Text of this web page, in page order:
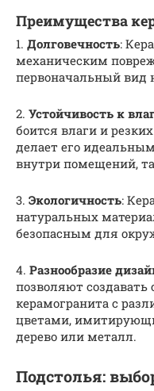
Преимущества
1. Долговечность:
механическим
первоначальный вид
2. Устойчивость к
боится влаги и
делает его
внутри помещений,
3. Экологичность:
натуральных
безопасным для
4. Разнообразие
позволяют
керамогранита с
цветами,
дерево или металл.
Подстолья: